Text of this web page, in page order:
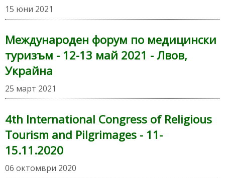
15 юни 2021
Международен форум по медицински
туризъм - 12-13 май 2021 - Лвов,
Украйна
25 март 2021
4th International Congress of Religious
Tourism and Pilgrimages - 11-
15.11.2020
06 октомври 2020